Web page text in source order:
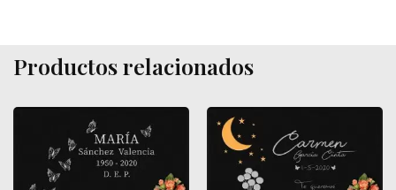
Productos relacionados